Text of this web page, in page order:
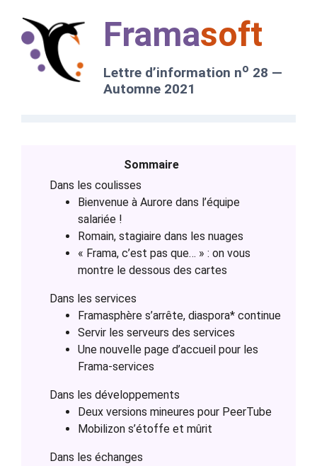
Framasoft
Lettre d’information no 28 —
Automne 2021
Sommaire
Dans les coulisses
Bienvenue à Aurore dans l’équipe
salariée !
Romain, stagiaire dans les nuages
« Frama, c’est pas que… » : on vous
montre le dessous des cartes
Dans les services
Framasphère s’arrête, diaspora* continue
Servir les serveurs des services
Une nouvelle page d’accueil pour les
Frama-services
Dans les développements
Deux versions mineures pour PeerTube
Mobilizon s’étoffe et mûrit
Dans les échanges